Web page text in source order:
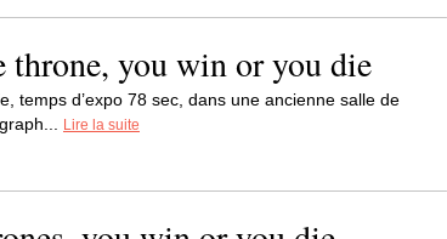
throne, you win or you die
temps d’expo 78 sec, dans une ancienne salle de
Lire la suite